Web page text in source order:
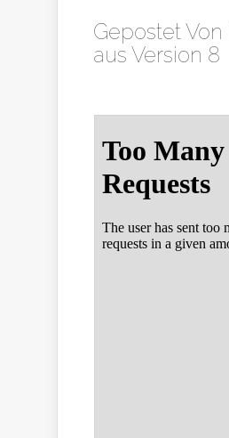
Gepostet Von
aus Version 8